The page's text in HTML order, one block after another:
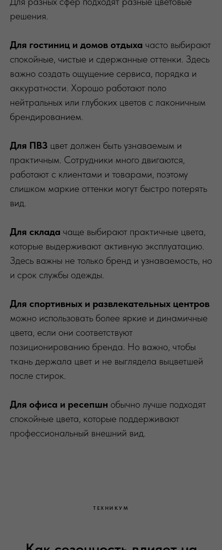
решения.
Для гостиниц и домов отдыха часто выбирают
спокойные, чистые и сдержанные оттенки. Здесь
важно создать ощущение сервиса, порядка и
аккуратности. Хорошо работают поло
нейтральных или глубоких цветов с лаконичным
брендированием.
Для ПВЗ цвет должен быть узнаваемым и
практичным. Сотрудники много двигаются,
работают с клиентами и товарами, поэтому
слишком маркие оттенки могут быстро потерять
вид.
Для склада чаще выбирают практичные цвета,
которые выдерживают активную эксплуатацию.
Здесь важны не только бренд и узнаваемость, но
и срок службы одежды.
Для спортивных и развлекательных центров
можно использовать более яркие и динамичные
цвета, если они соответствуют
позиционированию бренда. Но важно, чтобы
ткань держала цвет и не выглядела выцветшей
после стирок.
Для офиса и ресепшн обычно лучше подходят
спокойные цвета, которые поддерживают
профессиональный внешний вид.
ТЕХНИКУМ